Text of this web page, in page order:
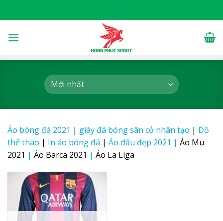
to
Áo bóng đá 2021 | giày đá bóng sân cỏ nhân tạo | Đồ
thể thao | In áo bóng đá | Áo đấu đẹp 2021 | Áo Mu
2021 | Áo Barca 2021 | Áo La Liga